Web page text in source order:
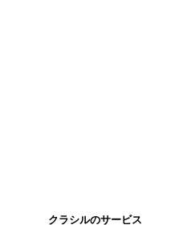
クラシルのサービス